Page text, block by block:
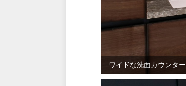
ワイドな洗面カウンタ